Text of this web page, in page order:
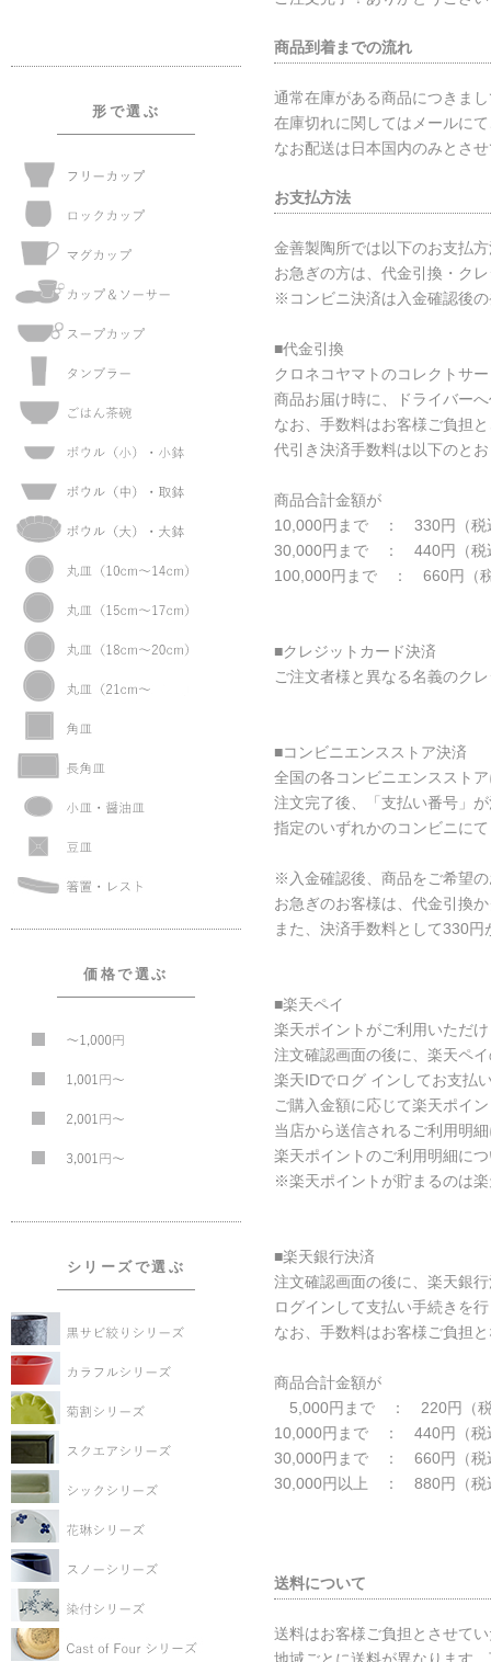
商品到着までの流れ
通常在庫がある商品につきま
在庫切れに関してはメールに
なお配送は日本国内のみとさ
お支払方法
金善製陶所では以下のお支払
お急ぎの方は、代金引換・ク
※コンビニ決済は入金確認後
■代金引換
クロネコヤマトのコレクトサ
商品お届け時に、ドライバー
なお、手数料はお客様ご負担
代引き決済手数料は以下のと
商品合計金額が
10,000円まで ： 330円（税
30,000円まで ： 440円（税
100,000円まで ： 660円（
■クレジットカード決済
ご注文者様と異なる名義のク
■コンビニエンスストア決済
全国の各コンビニエンススト
注文完了後、「支払い番号」
指定のいずれかのコンビニに
※入金確認後、商品をご希望
お急ぎのお客様は、代金引換
また、決済手数料として330
■楽天ペイ
楽天ポイントがご利用いただ
注文確認画面の後に、楽天ペ
楽天IDでログ インしてお支払
ご購入金額に応じて楽天ポイ
当店から送信されるご利用明
楽天ポイントのご利用明細に
※楽天ポイントが貯まるのは
■楽天銀行決済
注文確認画面の後に、楽天銀
ログインして支払い手続きを
なお、手数料はお客様ご負担
商品合計金額が
5,000円まで ： 220円（
10,000円まで ： 440円（税
30,000円まで ： 660円（税
30,000円以上 ： 880円（税
送料について
送料はお客様ご負担とさせて
形で選ぶ
価格で選ぶ
シリーズで選ぶ